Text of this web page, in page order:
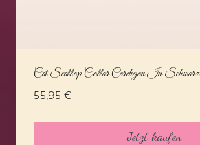
Cat Scallop Collar Cardigan In Schwarz
55,95 €
Jetzt kaufen